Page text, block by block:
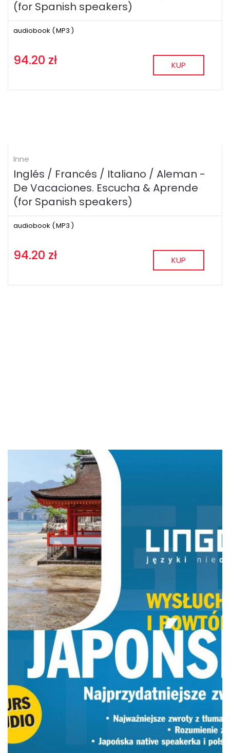
(for Spanish speakers)
audiobook (MP3 )
94.20 zł KUP
Inne
Inglés / Francés / Italiano / Aleman -
De Vacaciones. Escucha & Aprende
(for Spanish speakers)
audiobook (MP3 )
94.20 zł KUP